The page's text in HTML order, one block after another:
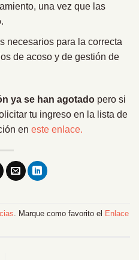
una vez que las
necesarios para la correcta
de acoso y de gestión de
ya se han agotado pero si
tu ingreso en la lista de
en este enlace.
. Marque como favorito el Enlace